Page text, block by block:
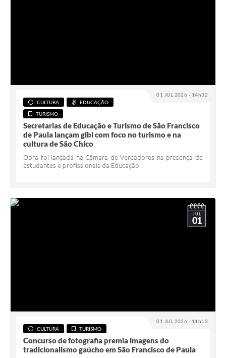
01 JUL 2026 - 14h32
CULTURA
EDUCAÇÃO
TURISMO
Secretarias de Educação e Turismo de São Francisco
de Paula lançam gibi com foco no turismo e na
cultura de São Chico
Obra foi lançada na Câmara de Vereadores na presença de
estudantes e profissionais da Educação
01 JUL 2026 - 11h13
JUL
01
CULTURA TURISMO
Concurso de fotografia premia imagens do
tradicionalismo gaúcho em São Francisco de Paula